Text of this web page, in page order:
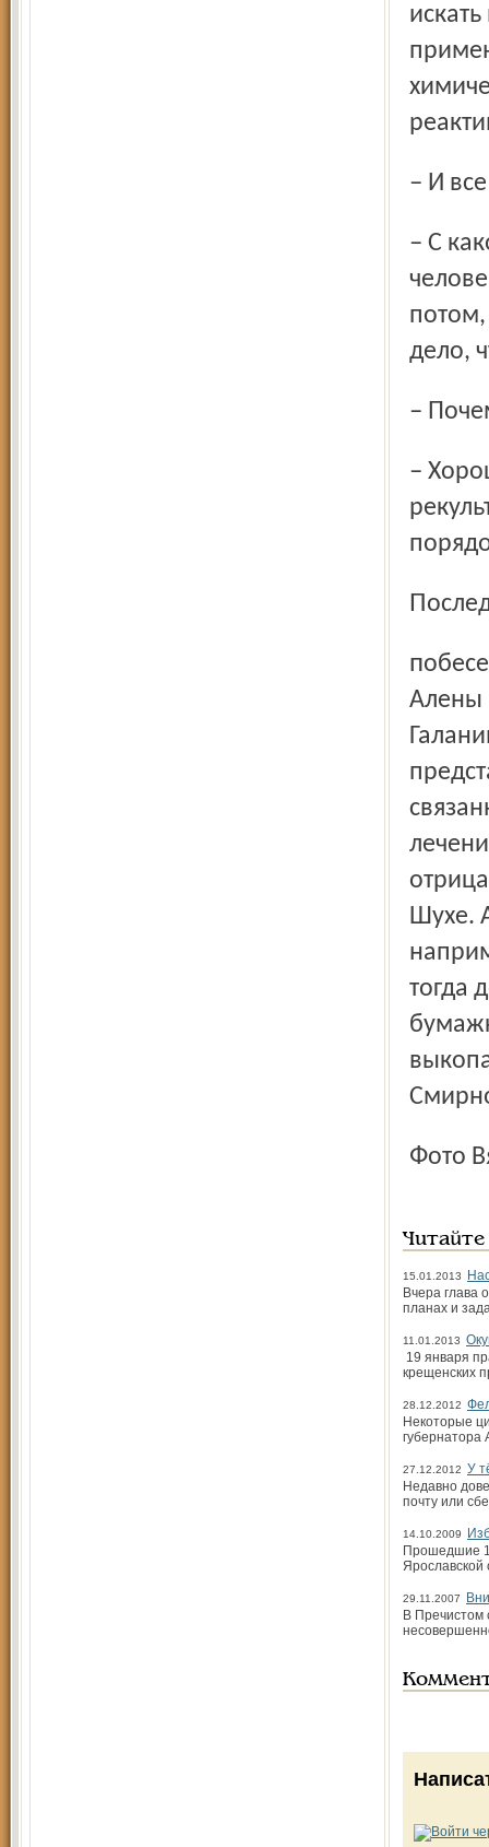
– И
– С какой же стати? Ведь были же десятки очевидцев. Есть
потом,
дело,
–
– Хороший подъезд, возможность быстрой
побеседовать в недавней командировке, – это мама
Алены
Шухе.
тогда
Фото
15.01.2013
Вчера глава
планах и
11.01.2013
19 января
крещенских
28.12.2012
Некоторые
губернатора
27.12.2012 У
Недавно
почту или
14.10.2009
Прошедшие
Ярославской
29.11.2007
В Пречистом